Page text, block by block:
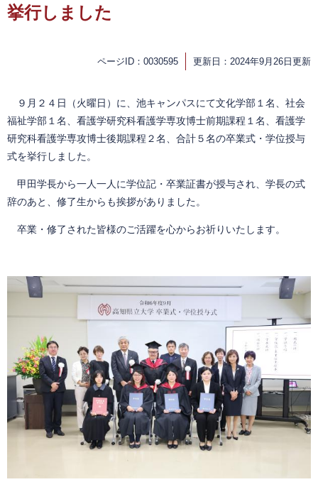
挙行しました
ページID：0030595 更新日：2024年9月26日更新
９月２４日（火曜日）に、池キャンパスにて文化学部１名、社会
福祉学部１名、看護学研究科看護学専攻博士前期課程１名、看護学
研究科看護学専攻博士後期課程２名、合計５名の卒業式・学位授与
式を挙行しました。
甲田学長から一人一人に学位記・卒業証書が授与され、学長の式
辞のあと、修了生からも挨拶がありました。
卒業・修了された皆様のご活躍を心からお祈りいたします。